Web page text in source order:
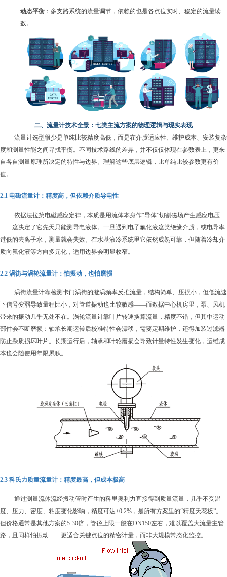
动态平衡 ：多支路系统的流量调节，依赖的也是各点位实时、稳定的流量读
数。
二、流量计技术全景：七类主流方案的物理逻辑与现实表现
流量计选型很少是单纯比较精度高低，而是在介质适应性、维护成本、安装复杂
度和测量性能之间寻找平衡。不同技术路线的差异，并不仅仅体现在参数表上，更来
自各自测量原理所决定的特性与边界。理解这些底层逻辑，比单纯比较参数更有价
值。
2.1 电磁流量计： 精度高，但依赖介质导电性
依据法拉第电磁感应定律，本质是用流体本身作“导体”切割磁场产生感应电压
——这决定了它先天只能测导电液体。一旦遇到电子氟化液这类绝缘介质，或电导率
过低的去离子水，测量就会失效。在水基液冷系统里它依然成熟可靠，但随着冷却介
质向氟化液等方向多元化，适用边界会明显收窄。
2.2 涡街与涡轮流量计：怕振动，也怕磨损
涡街流量计靠检测卡门涡街的漩涡频率反推流量，结构简单、压损小，但低流速
下信号变弱导致量程比小，对管道振动也比较敏感——而数据中心机房里，泵、风机
带来的振动几乎无处不在。涡轮流量计靠叶片转速换算流量，精度不错，但其中运动
部件会不断磨损：轴承长期运转后校准特性会漂移，需要定期维护，还得加装过滤器
防止杂质损坏叶片。长期运行后，轴承和叶轮磨损会导致计量特性发生变化，运维成
本也会随使用年限累积。
2.3 科氏力质量流量计： 精度最高，但成本极高
通过测量流体流经振动管时产生的科里奥利力直接得到质量流量，几乎不受温
度、压力、密度、粘度变化影响，精度可达±0.2%，是所有方案里的“精度天花板”。
但价格通常是其他方案的5-30倍，管径上限一般在DN150左右，难以覆盖大流量主管
路，且同样怕振动——更适合关键点位的精密计量，而非大规模常态化监控。